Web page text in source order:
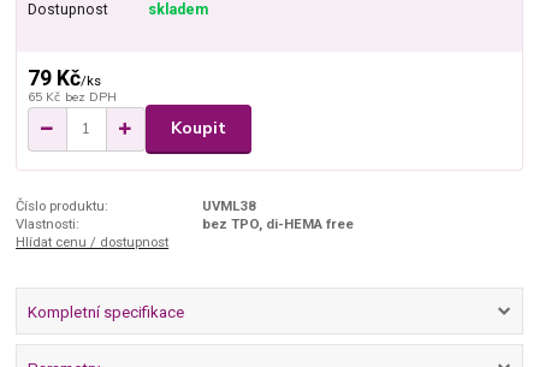
Dostupnost skladem
79 Kč/ks
65 Kč bez DPH
Koupit
Číslo produktu:
UVML38
Vlastnosti:
bez TPO, di-HEMA free
Hlídat cenu / dostupnost
Kompletní specifikace